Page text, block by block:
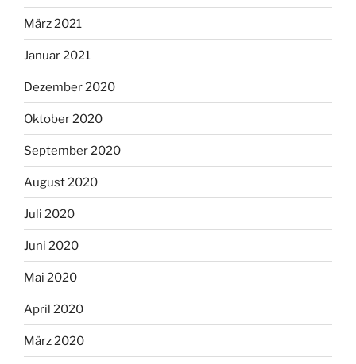
März 2021
Januar 2021
Dezember 2020
Oktober 2020
September 2020
August 2020
Juli 2020
Juni 2020
Mai 2020
April 2020
März 2020